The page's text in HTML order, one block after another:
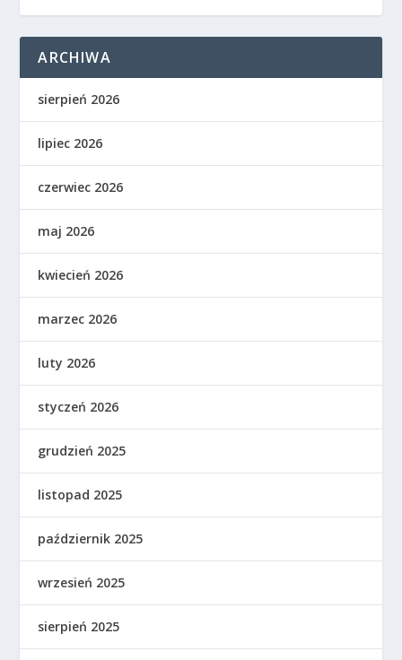
ARCHIWA
sierpień 2026
lipiec 2026
czerwiec 2026
maj 2026
kwiecień 2026
marzec 2026
luty 2026
styczeń 2026
grudzień 2025
listopad 2025
październik 2025
wrzesień 2025
sierpień 2025